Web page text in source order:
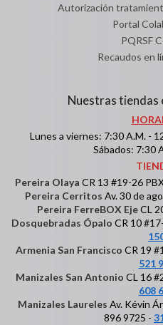
Autorización
Portal
PQRSF
Recaudos en
Nuestras tiendas
Lunes a viernes: 7:30 A.M. -
Sábados: 7:30
Pereira Olaya CR 13 #19-26
Pereira Cerritos Av. 30 de
Pereira FerreBOX EjeCL
Dosquebradas Ópalo CR 10
Armenia San Francisco CR 19
521
Manizales San Antonio CL 16
608
Manizales Laureles Av. Kévin
896 9725 -